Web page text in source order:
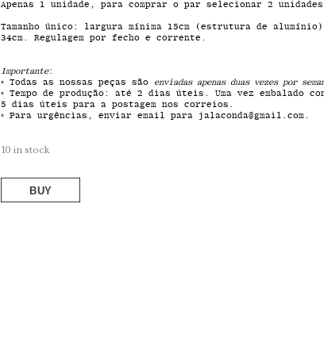
Apenas 1 unidade, para comprar o par selecionar 2
Tamanho único: largura mínima 15cm (estrutura de
34cm. Regulagem por fecho e corrente.
Importante:
◦ Todas as nossas peças são enviadas apenas duas vezes por
◦ Tempo de produção: até 2 dias úteis. Uma vez embalado
5 dias úteis para a postagem nos correios.
◦ Para urgências, enviar email para jalaconda@gmail.com.
10 in stock
BUY